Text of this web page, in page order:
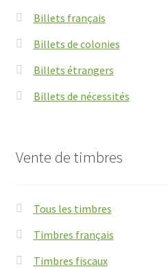
Billets français
Billets de colonies
Billets étrangers
Billets de nécessités
Vente de timbres
Tous les timbres
Timbres français
Timbres fiscaux